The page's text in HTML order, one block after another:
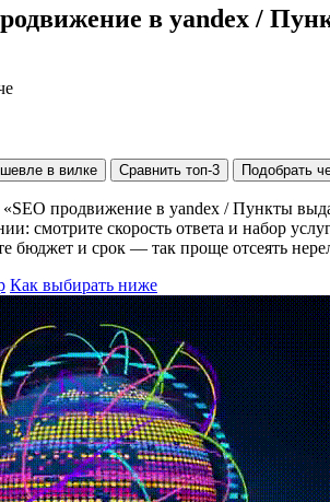
в yandex /
в вилке Сравнить топ-3 Подобрать
продвижение в yandex / Пункты
смотрите скорость ответа и набор
бюджет и срок — так проще отсеять
Как выбирать ниже